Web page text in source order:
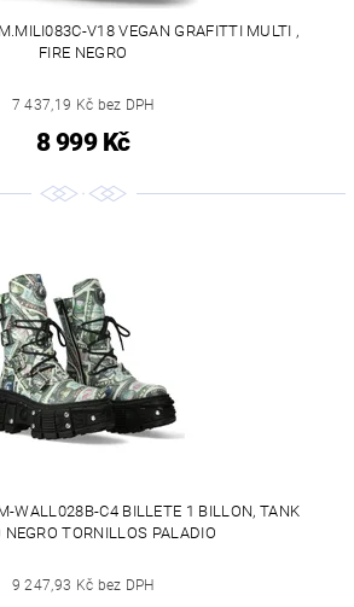
V18 VEGAN GRAFITTI MULTI ,
FIRE NEGRO
7 437,19 Kč bez DPH
8 999 Kč
WALL028B-C4 BILLETE 1 BILLON, TANK
NEGRO TORNILLOS PALADIO
9 247,93 Kč bez DPH